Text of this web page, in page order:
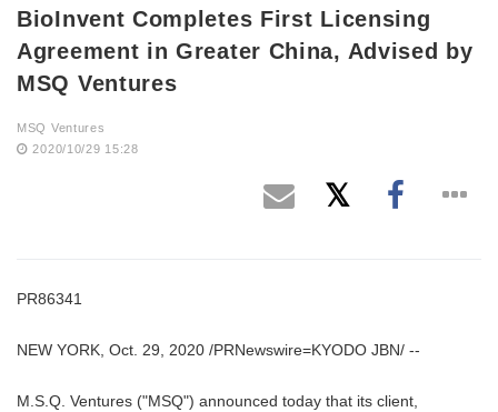
BioInvent Completes First Licensing
Agreement in Greater China, Advised by
MSQ Ventures
MSQ Ventures
2020/10/29 15:28
PR86341
NEW YORK, Oct. 29, 2020 /PRNewswire=KYODO JBN/ --
M.S.Q. Ventures ("MSQ") announced today that its client,